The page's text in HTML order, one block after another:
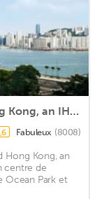
InterContinental Grand Stanford Hong Kong, an IHG Hotel
Fabuleux (8008)
Hong Kong, an
centre de
Ocean Park et